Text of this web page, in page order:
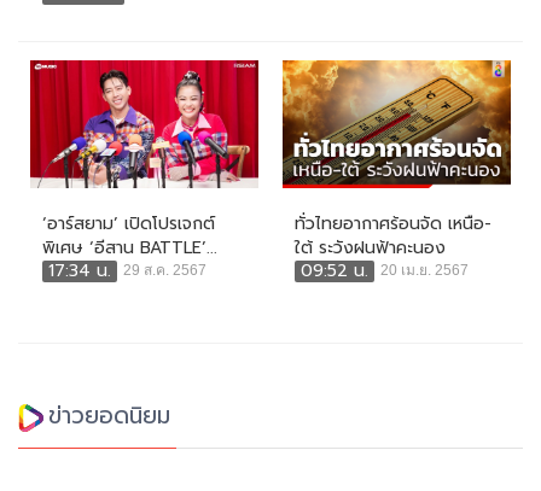
‘อาร์สยาม’ เปิดโปรเจกต์
พิเศษ ‘อีสาน BATTLE’...
17:34 น.
29 ส.ค. 2567
ทั่วไทยอากาศร้อนจัด เหนือ-
ใต้ ระวังฝนฟ้าคะนอง
09:52 น.
20 เม.ย. 2567
ข่าวยอดนิยม